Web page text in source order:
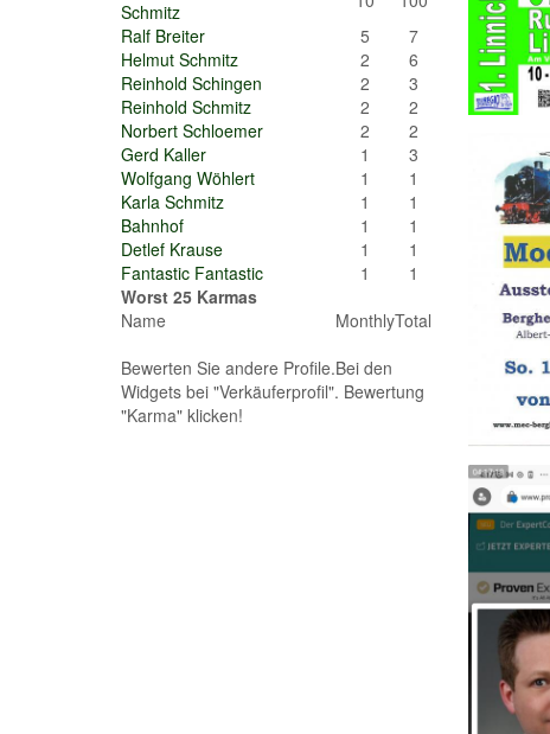
Schmitz
Ralf Breiter
5
7
Helmut Schmitz
2
6
Reinhold Schingen
2
3
Reinhold Schmitz
2
2
Norbert Schloemer
2
2
Gerd Kaller
1
3
Wolfgang Wöhlert
1
1
Karla Schmitz
1
1
Bahnhof
1
1
Detlef Krause
1
1
Fantastic Fantastic
1
1
Worst 25 Karmas
Name
MonthlyTotal
Bewerten Sie andere Profile.Bei den
Widgets bei "Verkäuferprofil". Bewertung
"Karma" klicken!